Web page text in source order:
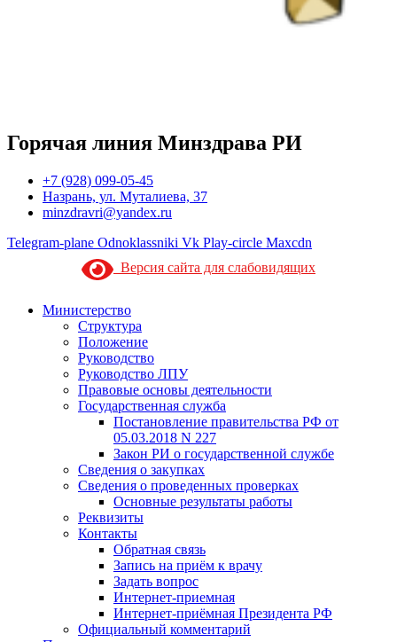
Горячая линия Минздрава РИ
+7 (928) 099-05-45
Назрань, ул. Муталиева, 37
minzdravri@yandex.ru
Telegram-plane Odnoklassniki Vk Play-circle Maxcdn
Версия сайта для слабовидящих
Министерство
Структура
Положение
Руководство
Руководство ЛПУ
Правовые основы деятельности
Государственная служба
Постановление правительства РФ от
05.03.2018 N 227
Закон РИ о государственной службе
Сведения о закупках
Сведения о проведенных проверках
Основные результаты работы
Реквизиты
Контакты
Обратная связь
Запись на приём к врачу
Задать вопрос
Интернет-приемная
Интернет-приёмная Президента РФ
Официальный комментарий